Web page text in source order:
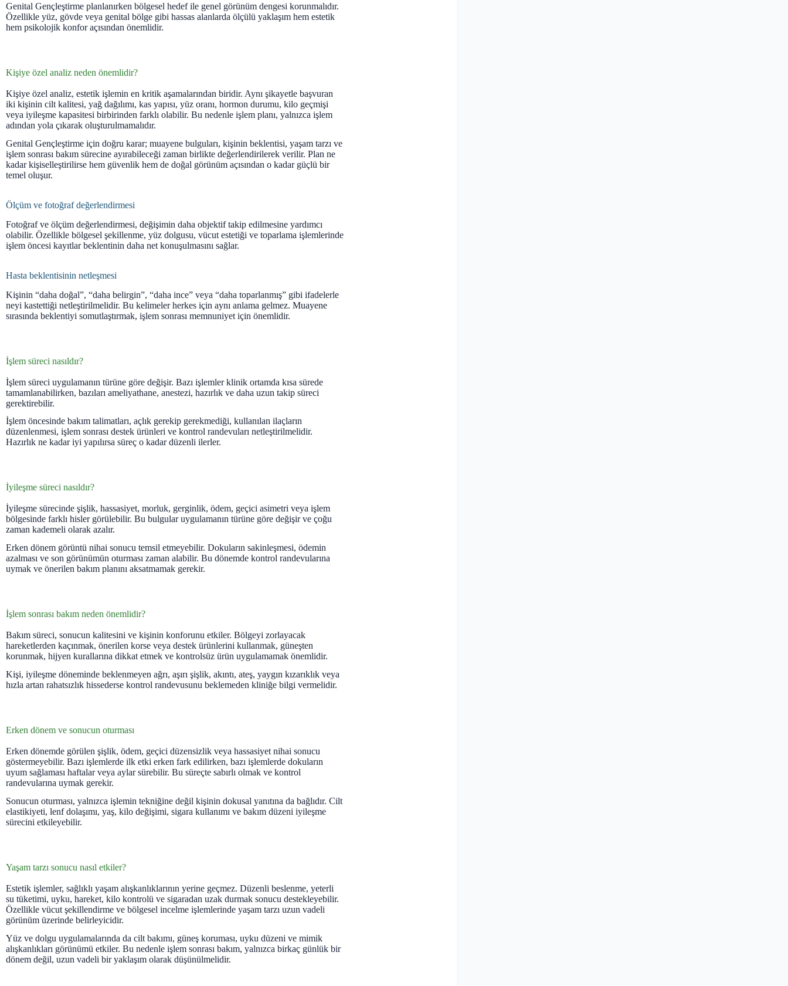
Genital Gençleştirme planlanırken bölgesel hedef ile genel görünüm dengesi korunmalıdır.
Özellikle yüz, gövde veya genital bölge gibi hassas alanlarda ölçülü yaklaşım hem estetik
hem psikolojik konfor açısından önemlidir.
Kişiye özel analiz neden önemlidir?
Kişiye özel analiz, estetik işlemin en kritik aşamalarından biridir. Aynı şikayetle başvuran
iki kişinin cilt kalitesi, yağ dağılımı, kas yapısı, yüz oranı, hormon durumu, kilo geçmişi
veya iyileşme kapasitesi birbirinden farklı olabilir. Bu nedenle işlem planı, yalnızca işlem
adından yola çıkarak oluşturulmamalıdır.
Genital Gençleştirme için doğru karar; muayene bulguları, kişinin beklentisi, yaşam tarzı ve
işlem sonrası bakım sürecine ayırabileceği zaman birlikte değerlendirilerek verilir. Plan ne
kadar kişiselleştirilirse hem güvenlik hem de doğal görünüm açısından o kadar güçlü bir
temel oluşur.
Ölçüm ve fotoğraf değerlendirmesi
Fotoğraf ve ölçüm değerlendirmesi, değişimin daha objektif takip edilmesine yardımcı
olabilir. Özellikle bölgesel şekillenme, yüz dolgusu, vücut estetiği ve toparlama işlemlerinde
işlem öncesi kayıtlar beklentinin daha net konuşulmasını sağlar.
Hasta beklentisinin netleşmesi
Kişinin “daha doğal”, “daha belirgin”, “daha ince” veya “daha toparlanmış” gibi ifadelerle
neyi kastettiği netleştirilmelidir. Bu kelimeler herkes için aynı anlama gelmez. Muayene
sırasında beklentiyi somutlaştırmak, işlem sonrası memnuniyet için önemlidir.
İşlem süreci nasıldır?
İşlem süreci uygulamanın türüne göre değişir. Bazı işlemler klinik ortamda kısa sürede
tamamlanabilirken, bazıları ameliyathane, anestezi, hazırlık ve daha uzun takip süreci
gerektirebilir.
İşlem öncesinde bakım talimatları, açlık gerekip gerekmediği, kullanılan ilaçların
düzenlenmesi, işlem sonrası destek ürünleri ve kontrol randevuları netleştirilmelidir.
Hazırlık ne kadar iyi yapılırsa süreç o kadar düzenli ilerler.
İyileşme süreci nasıldır?
İyileşme sürecinde şişlik, hassasiyet, morluk, gerginlik, ödem, geçici asimetri veya işlem
bölgesinde farklı hisler görülebilir. Bu bulgular uygulamanın türüne göre değişir ve çoğu
zaman kademeli olarak azalır.
Erken dönem görüntü nihai sonucu temsil etmeyebilir. Dokuların sakinleşmesi, ödemin
azalması ve son görünümün oturması zaman alabilir. Bu dönemde kontrol randevularına
uymak ve önerilen bakım planını aksatmamak gerekir.
İşlem sonrası bakım neden önemlidir?
Bakım süreci, sonucun kalitesini ve kişinin konforunu etkiler. Bölgeyi zorlayacak
hareketlerden kaçınmak, önerilen korse veya destek ürünlerini kullanmak, güneşten
korunmak, hijyen kurallarına dikkat etmek ve kontrolsüz ürün uygulamamak önemlidir.
Kişi, iyileşme döneminde beklenmeyen ağrı, aşırı şişlik, akıntı, ateş, yaygın kızarıklık veya
hızla artan rahatsızlık hissederse kontrol randevusunu beklemeden kliniğe bilgi vermelidir.
Erken dönem ve sonucun oturması
Erken dönemde görülen şişlik, ödem, geçici düzensizlik veya hassasiyet nihai sonucu
göstermeyebilir. Bazı işlemlerde ilk etki erken fark edilirken, bazı işlemlerde dokuların
uyum sağlaması haftalar veya aylar sürebilir. Bu süreçte sabırlı olmak ve kontrol
randevularına uymak gerekir.
Sonucun oturması, yalnızca işlemin tekniğine değil kişinin dokusal yanıtına da bağlıdır. Cilt
elastikiyeti, lenf dolaşımı, yaş, kilo değişimi, sigara kullanımı ve bakım düzeni iyileşme
sürecini etkileyebilir.
Yaşam tarzı sonucu nasıl etkiler?
Estetik işlemler, sağlıklı yaşam alışkanlıklarının yerine geçmez. Düzenli beslenme, yeterli
su tüketimi, uyku, hareket, kilo kontrolü ve sigaradan uzak durmak sonucu destekleyebilir.
Özellikle vücut şekillendirme ve bölgesel incelme işlemlerinde yaşam tarzı uzun vadeli
görünüm üzerinde belirleyicidir.
Yüz ve dolgu uygulamalarında da cilt bakımı, güneş koruması, uyku düzeni ve mimik
alışkanlıkları görünümü etkiler. Bu nedenle işlem sonrası bakım, yalnızca birkaç günlük bir
dönem değil, uzun vadeli bir yaklaşım olarak düşünülmelidir.